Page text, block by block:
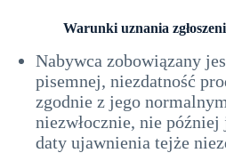
Warunki uznania
Nabywca zobowiązany
pisemnej, niezdatność
zgodnie z jego
niezwłocznie, nie
daty ujawnienia tejże